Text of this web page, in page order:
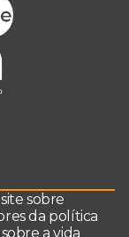
sobre
da política
a vida